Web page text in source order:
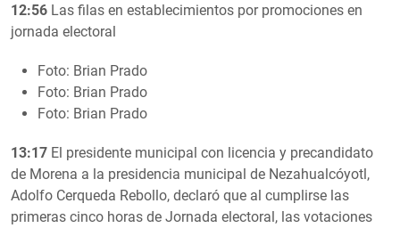
12:56 Las filas en establecimientos por promociones en
jornada electoral
Foto: Brian Prado
Foto: Brian Prado
Foto: Brian Prado
13:17 El presidente municipal con licencia y precandidato
de Morena a la presidencia municipal de Nezahualcóyotl,
Adolfo Cerqueda Rebollo, declaró que al cumplirse las
primeras cinco horas de Jornada electoral, las votaciones